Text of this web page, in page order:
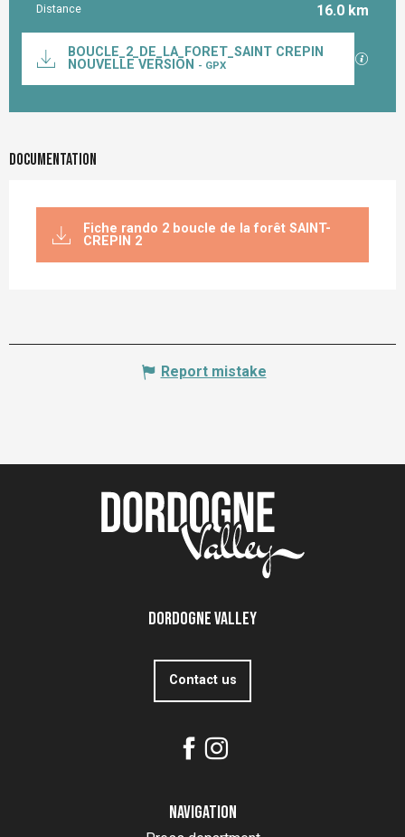
Distance 16.0 km
Documentation
BOUCLE_2_DE_LA_FORET_SAINT CREPIN
NOUVELLE VERSION - GPX GPX /
Documentation
Fiche rando 2 boucle de la forêt SAINT-
CREPIN 2
Report mistake
Dordogne Valley
Contact us
Navigation